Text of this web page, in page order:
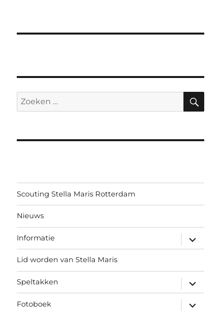
Zoeken
naar:
Scouting Stella Maris Rotterdam
Nieuws
Informatie
Lid worden van Stella Maris
Speltakken
Fotoboek